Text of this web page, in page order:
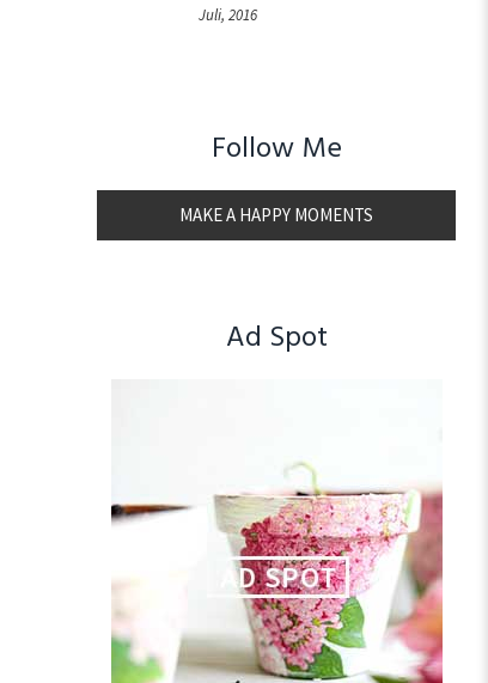
Juli, 2016
Follow Me
MAKE A HAPPY MOMENTS
Ad Spot